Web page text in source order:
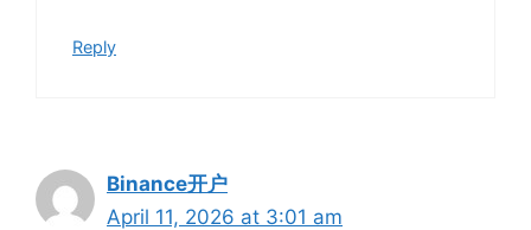
Reply
Binance开户
April 11, 2026 at 3:01 am